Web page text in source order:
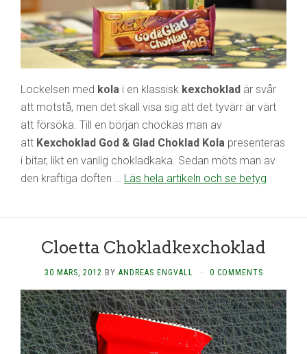
Lockelsen med kola i en klassisk kexchoklad är svår
att motstå, men det skall visa sig att det tyvärr är värt
att försöka. Till en början chockas man av
att Kexchoklad God & Glad Choklad Kola presenteras
i bitar, likt en vanlig chokladkaka. Sedan möts man av
den kraftiga doften … Läs hela artikeln och se betyg
Cloetta Chokladkexchoklad
30 MARS, 2012 BY ANDREAS ENGVALL · 0 COMMENTS